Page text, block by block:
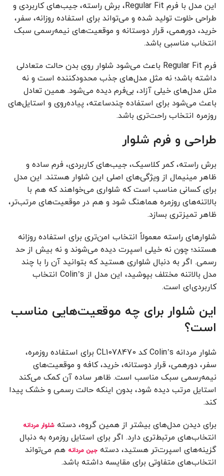
این مدل با فرم Regular Fit، برش راسته، جیب‌های کاربردی و
طراحی خلوت تولید شده و می‌تواند برای استفاده روزانه، سفر،
خرید، دورهمی، قرار دوستانه و موقعیت‌های نیمه‌رسمی سبک
انتخاب مناسبی باشد.
فرم Regular Fit باعث می‌شود شلوار روی بدن حالت متعادلی
داشته باشد؛ نه مثل مدل‌های جذب محدودکننده است و نه
مثل مدل‌های خیلی آزاد، بی‌فرم دیده می‌شود. همین تعادل
باعث می‌شود برای استفاده چندساعته، پیاده‌روی و استایل‌های
روزمره انتخاب راحت‌تری باشد.
طراحی و فرم شلوار
برش راسته، کمر کلاسیک، جیب‌های کاربردی، فرم ساده و
ظاهر مینیمال از ویژگی‌های اصلی این شلوار هستند. این مدل
برای کسانی مناسب است که شلواری می‌خواهند که هم با
بالاتنه‌های روزمره هماهنگ شود و هم در موقعیت‌های مرتب‌تر،
ظاهر تمیزتری بسازد.
شلوارهای راسته معمولاً انتخاب امن‌تری برای استفاده روزانه
هستند؛ چون نه خیلی اسپرت دیده می‌شوند و نه بیش از حد
رسمی. اگر به دنبال شلواری هستید که بتوانید آن را با چند
مدل بالاتنه مختلف بپوشید، این مدل از Colin’s انتخاب
کاربردی‌ای است.
این شلوار برای چه موقعیت‌هایی مناسب
است؟
شلوار مردانه Colin’s کد CL1078470 برای استفاده روزمره،
سفر، دورهمی، قرار دوستانه، خرید، کافه و موقعیت‌های
نیمه‌رسمی سبک مناسب است. ظاهر ساده آن کمک می‌کند
استایل مرتب دیده شود، بدون اینکه حالت رسمی و خشک پیدا
کند.
برای دیدن مدل‌های بیشتر از همین گروه، دسته شلوار مردانه
انتخاب‌های مرتبط‌تری دارد. اگر برای استایل روزمره به دنبال
گزینه‌های اسپرت‌تر هستید، دسته جین مردانه هم می‌تواند
انتخاب‌های متفاوتی برای مقایسه داشته باشد.